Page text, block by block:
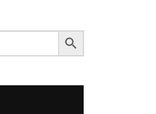
Search Button